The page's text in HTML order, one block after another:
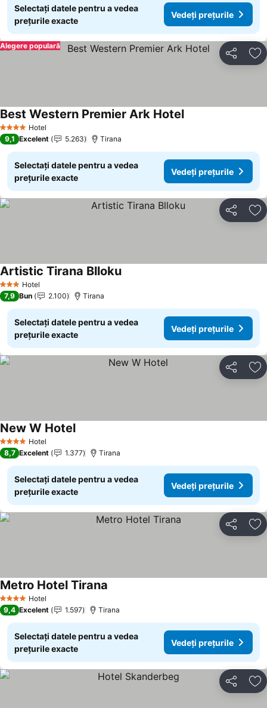
Selectați datele pentru a vedea
prețurile exacte
Vedeți prețurile
Distribuiți
Alegere populară
4 Stele Hotel
Best Western Premier Ark Hotel
9,1 Excelent 5.263 Tirana
Selectați datele pentru a vedea
prețurile exacte
Vedeți prețurile
Distribuiți
3 SteleHotel
Artistic Tirana Blloku
7,9 Bun 2.100 Tirana
Selectați datele pentru a vedea
prețurile exacte
Vedeți prețurile
Distribuiți
4 Stele Hotel
New W Hotel
8,7 Excelent 1.377 Tirana
Selectați datele pentru a vedea
prețurile exacte
Vedeți prețurile
Distribuiți
4 Stele Hotel
Metro Hotel Tirana
9,4 Excelent 1.597 Tirana
Selectați datele pentru a vedea
prețurile exacte
Vedeți prețurile
Distribuiți